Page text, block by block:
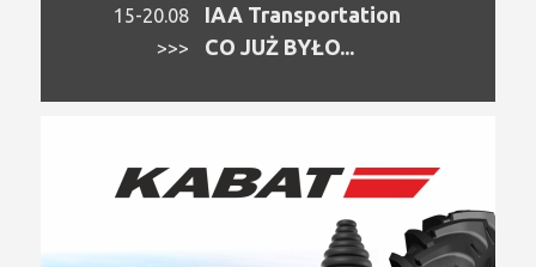
15-20.08 IAA Transportation
>>> CO JUŻ BYŁO...